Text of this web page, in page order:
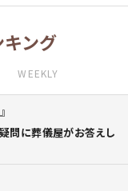
ング
WEEKLY
問に葬儀屋がお答えし